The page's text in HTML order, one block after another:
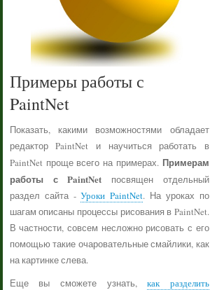
Примеры работы с
PaintNet
Показать, какими возможностями обладает
редактор PaintNet и научиться работать в
PaintNet проще всего на примерах. Примерам
работы с PaintNet посвящен отдельный
раздел сайта -Уроки PaintNet. На уроках по
шагам описаны процессы рисования в PaintNet.
В частности, совсем несложно рисовать с его
помощью такие очаровательные смайлики, как
на картинке слева.
Еще вы сможете узнать,как разделить